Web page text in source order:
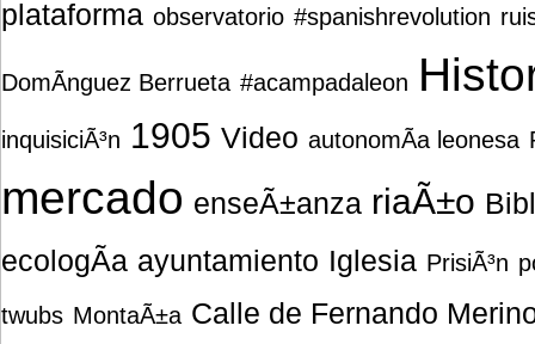
plataforma observatorio #spanishrevolution
DomÃ­nguez Berrueta #acampadaleon
inquisiciÃ³n 1905 Video autonomÃ­a leonesa
mercado enseÃ±anza riaÃ±o
ecologÃ­a ayuntamiento Iglesia PrisiÃ³n
twubs MontaÃ±a Calle de Fernando